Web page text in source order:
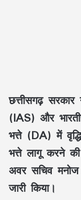
छत्तीसगढ़
(IAS) और
भत्ते (DA) में
भत्ते लागू करने
अवर सचिव
जारी किया।